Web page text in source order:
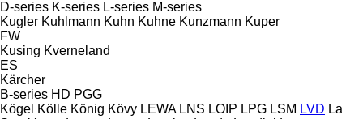
D-series K-series L-series M-series
Kugler Kuhlmann Kuhn Kuhne Kunzmann Kuper
FW
Kusing Kverneland
ES
Kärcher
B-series HD PGG
Kögel Kölle König Kövy LEWA LNS LOIP LPG LSM LVD La